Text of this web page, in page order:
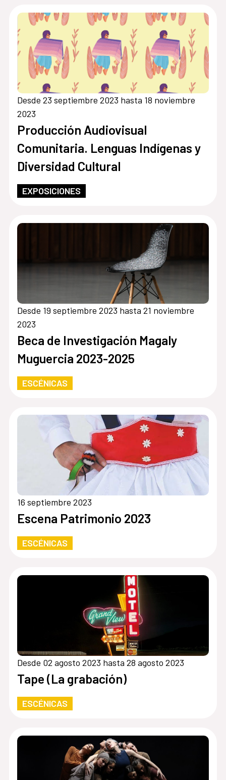
Desde 23 septiembre 2023 hasta 18 noviembre
2023
Producción Audiovisual
Comunitaria. Lenguas Indígenas y
Diversidad Cultural
EXPOSICIONES
Desde 19 septiembre 2023 hasta 21 noviembre
2023
Beca de Investigación Magaly
Muguercia 2023-2025
ESCÉNICAS
16 septiembre 2023
Escena Patrimonio 2023
ESCÉNICAS
Desde 02 agosto 2023 hasta 28 agosto 2023
Tape (La grabación)
ESCÉNICAS